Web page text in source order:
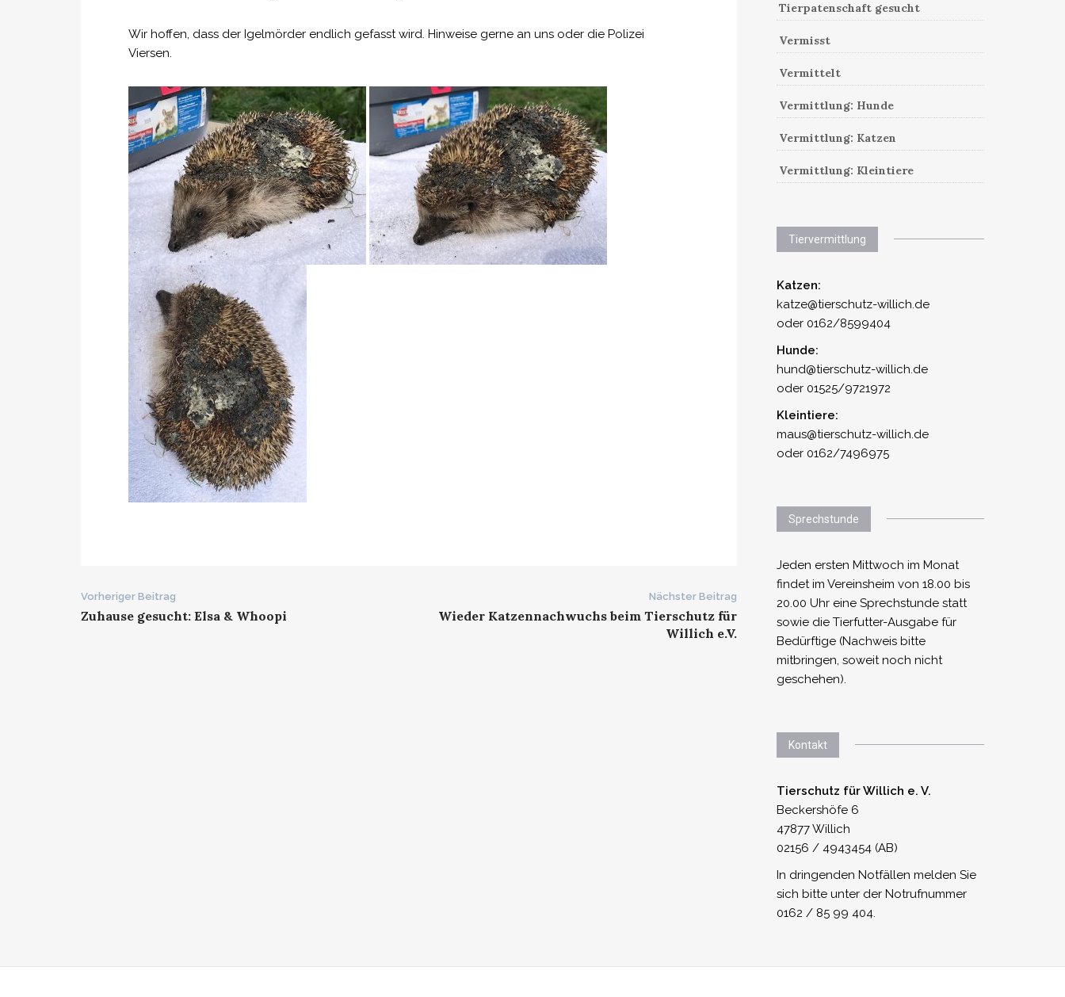
Wir hoffen, dass der Igelmörder endlich gefasst wird. Hinweise gerne an uns oder die Polizei
Viersen.
Beitrags-
Navigation
Vorheriger Beitrag
Zuhause gesucht: Elsa & Whoopi
Nächster Beitrag
Wieder Katzennachwuchs beim Tierschutz für
Willich e.V.
Tierpatenschaft gesucht
Vermisst
Vermittelt
Vermittlung: Hunde
Vermittlung: Katzen
Vermittlung: Kleintiere
Tiervermittlung
Katzen:
katze@tierschutz-willich.de
oder 0162/8599404
Hunde:
hund@tierschutz-willich.de
oder 01525/9721972
Kleintiere:
maus@tierschutz-willich.de
oder 0162/7496975
Sprechstunde
Jeden ersten Mittwoch im Monat
findet im Vereinsheim von 18.00 bis
20.00 Uhr eine Sprechstunde statt
sowie die Tierfutter-Ausgabe für
Bedürftige (Nachweis bitte
mitbringen, soweit noch nicht
geschehen).
Kontakt
Tierschutz für Willich e. V.
Beckershöfe 6
47877 Willich
02156 / 4943454 (AB)
In dringenden Notfällen melden Sie
sich bitte unter der Notrufnummer
0162 / 85 99 404.